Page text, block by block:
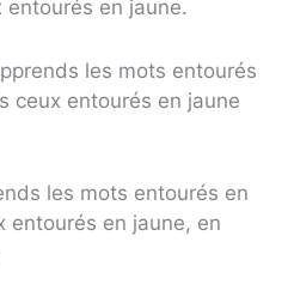
en jaune.
les mots entourés
ceux entourés en jaune
les mots entourés en
entourés en jaune, en